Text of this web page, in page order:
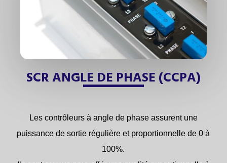
SCR ANGLE DE PHASE (CCPA)
Les contrôleurs à angle de phase assurent une
puissance de sortie régulière et proportionnelle de 0 à
100%.